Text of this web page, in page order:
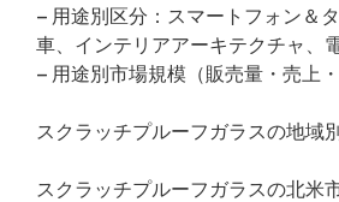
– 用途別区分：スマートフォン＆
車、インテリアアーキテクチャ、
– 用途別市場規模（販売量・売上・
スクラッチプルーフガラスの地域
スクラッチプルーフガラスの北米